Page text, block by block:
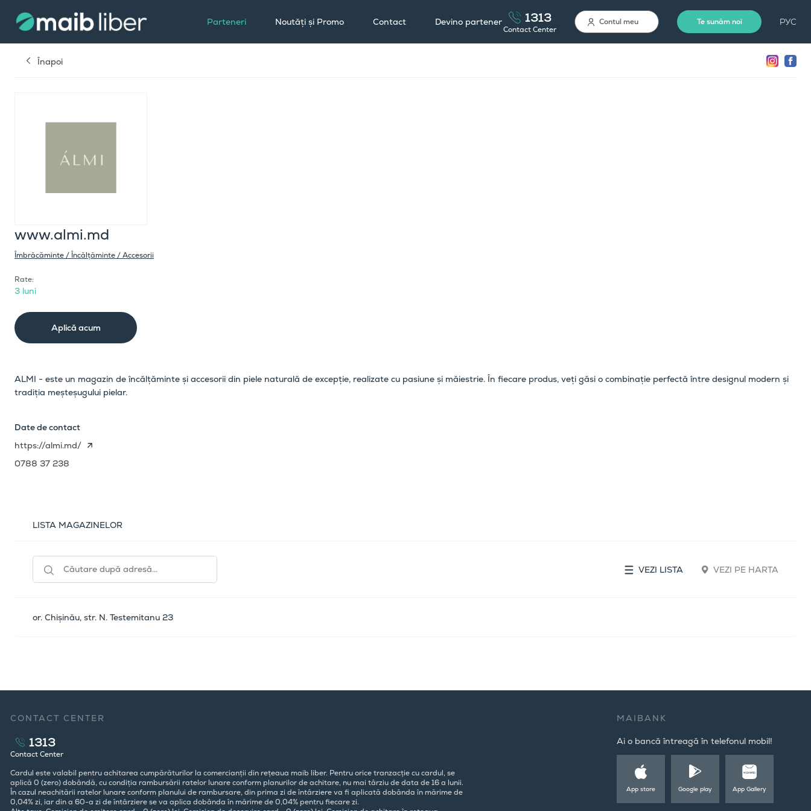
Parteneri Noutăți și Promo Contact Devino partener 1313
Contact Center
Contul meu Te sunăm noi РУС
Înapoi
www.almi.md
Îmbrăcăminte / Încălțăminte / Accesorii
Rate:
3 luni
Aplică acum
ALMI - este un magazin de încălțăminte și accesorii din piele naturală de excepție, realizate cu pasiune și măiestrie. În fiecare produs, veți găsi o combinație perfectă între designul modern și
tradiția meșteșugului pielar.
Date de contact
https://almi.md/
0788 37 238
LISTA MAGAZINELOR
VEZI LISTA VEZI PE HARTA
or. Chișinău, str. N. Testemitanu 23
CONTACT CENTER
1313
Contact Center
Cardul este valabil pentru achitarea cumpărăturilor la comercianții din rețeaua maib liber. Pentru orice tranzacție cu cardul, se
aplică 0 (zero) dobândă, cu condiția rambursării ratelor lunare conform planurilor de achitare, nu mai târziu de data de 16 a lunii.
În cazul neachitării ratelor lunare conform planului de rambursare, din prima zi de întârziere va fi aplicată dobânda în mărime de
0,04% zi, iar din a 60-a zi de întârziere se va aplica dobânda în mărime de 0,04% pentru fiecare zi.
MAIBANK
Ai o bancă întreagă în telefonul mobil!
App store Google play App Gallery